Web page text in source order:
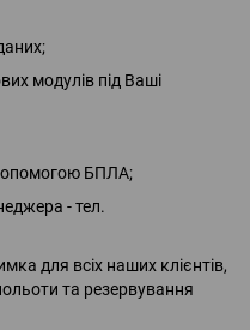
модулів під Ваші
БПЛА;
- тел.
для всіх наших клієнтів,
та резервування